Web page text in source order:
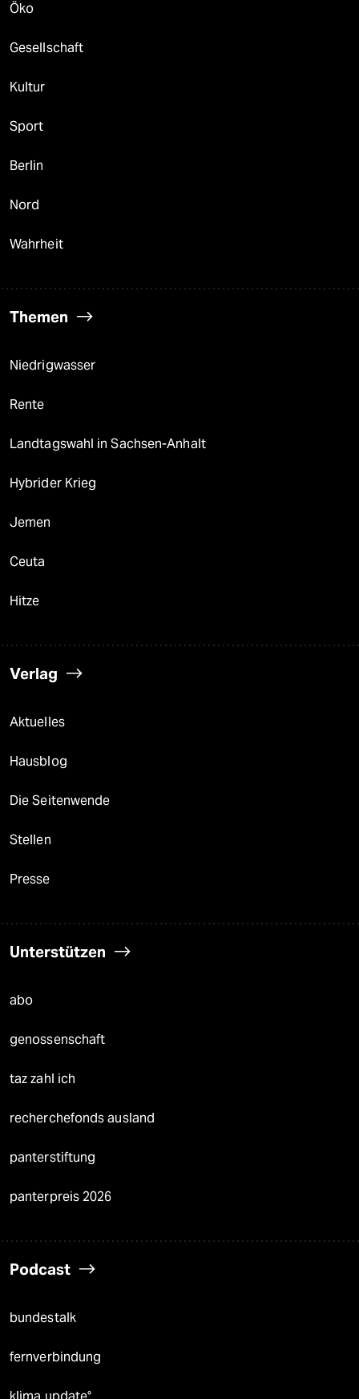
Öko
Gesellschaft
Kultur
Sport
Berlin
Nord
Wahrheit
Themen
Niedrigwasser
Rente
Landtagswahl in Sachsen-Anhalt
Hybrider Krieg
Jemen
Ceuta
Hitze
Verlag
Aktuelles
Hausblog
Die Seitenwende
Stellen
Presse
Unterstützen
abo
genossenschaft
taz zahl ich
recherchefonds ausland
panterstiftung
panterpreis 2026
Podcast
bundestalk
fernverbindung